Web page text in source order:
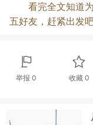
看完全文知道为
五好友，赶紧出发吧
举报 0 收藏 0